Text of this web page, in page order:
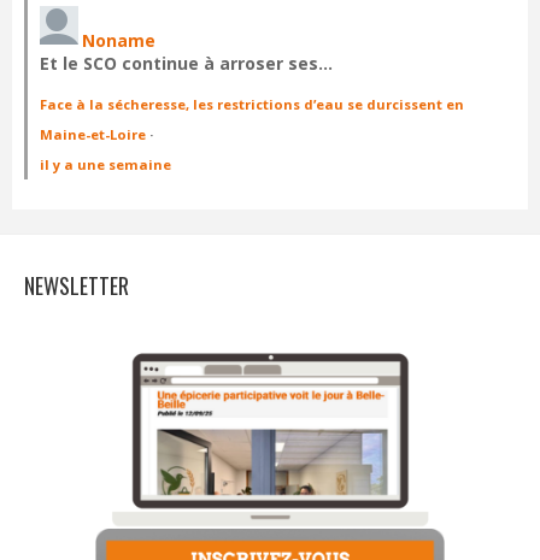
Noname
Et le SCO continue à arroser ses…
Face à la sécheresse, les restrictions d’eau se durcissent en
Maine-et-Loire ·
il y a une semaine
NEWSLETTER